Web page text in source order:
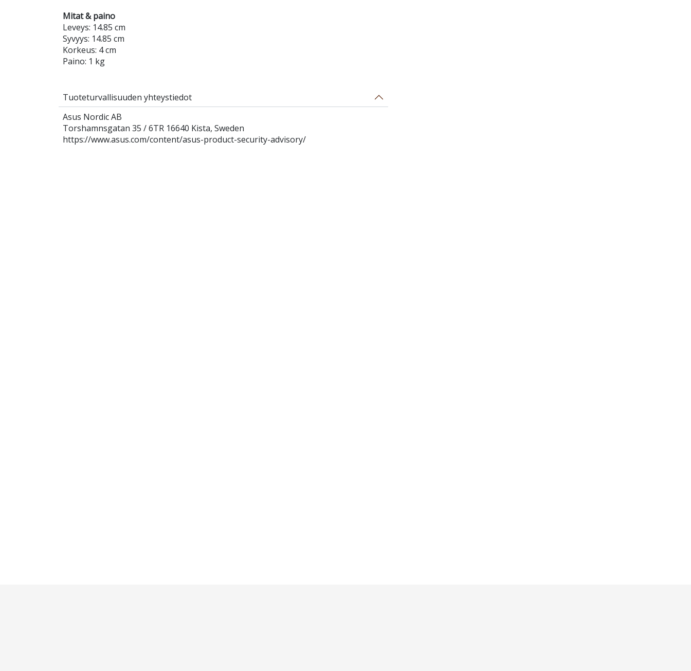
Mitat & paino
Leveys: 14.85 cm
Syvyys: 14.85 cm
Korkeus: 4 cm
Paino: 1 kg
Tuoteturvallisuuden yhteystiedot
Asus Nordic AB
Torshamnsgatan 35 / 6TR 16640 Kista, Sweden
https://www.asus.com/content/asus-product-security-advisory/